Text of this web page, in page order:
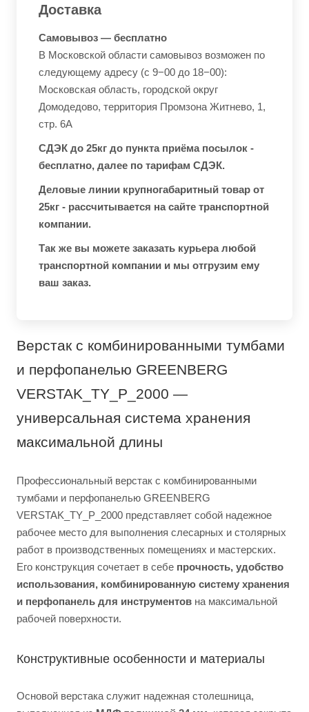
Доставка
Самовывоз — бесплатно
В Московской области самовывоз возможен по
следующему адресу (с 9−00 до 18−00):
Московская область, городской округ
Домодедово, территория Промзона Житнево, 1,
стр. 6А
СДЭК до 25кг до пункта приёма посылок -
бесплатно, далее по тарифам СДЭК.
Деловые линии крупногабаритный товар от
25кг - рассчитывается на сайте транспортной
компании.
Так же вы можете заказать курьера любой
транспортной компании и мы отгрузим ему
ваш заказ.
Верстак с комбинированными тумбами
и перфопанелью GREENBERG
VERSTAK_TY_P_2000 —
универсальная система хранения
максимальной длины
Профессиональный верстак с комбинированными
тумбами и перфопанелью GREENBERG
VERSTAK_TY_P_2000 представляет собой надежное
рабочее место для выполнения слесарных и столярных
работ в производственных помещениях и мастерских.
Его конструкция сочетает в себе прочность, удобство
использования, комбинированную систему хранения
и перфопанель для инструментов на максимальной
рабочей поверхности.
Конструктивные особенности и материалы
Основой верстака служит надежная столешница,